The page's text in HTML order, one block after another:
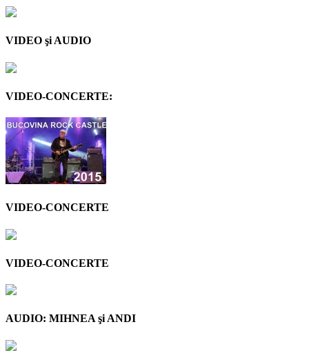
VIDEO şi AUDIO
VIDEO-CONCERTE:
VIDEO-CONCERTE
VIDEO-CONCERTE
AUDIO: MIHNEA şi ANDI